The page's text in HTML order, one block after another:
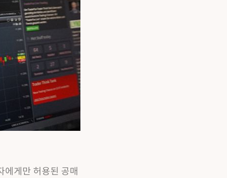
에게만 허용된 공매